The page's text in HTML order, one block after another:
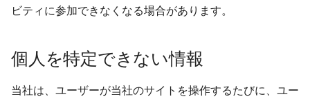
認証済みWebアプリケー
ョンのスキャン
Android Class Load
Hijacking
Android Manifest
Android Class Load
Hijacking
Android Manifest
Android Class Load
Hijacking
Android Manifest
Android Class Load
Hijacking
Android Manifest
ビティに参加できなくなる場合があります。
個人を特定できない情報
当社は、ユーザーが当社のサイトを操作するたびに、ユー